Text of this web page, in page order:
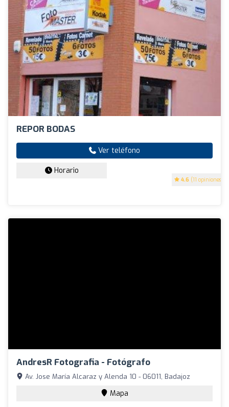
REPOR BODAS
4.6 (11 opiniones)
Ver teléfono
Horario
AndresR Fotografia - Fotógrafo
Av. Jose María Alcaraz y Alenda 10 - 06011, Badajoz
Mapa